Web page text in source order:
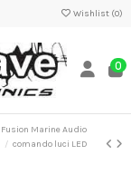
Wishlist (0)
0
Fusion Marine Audio
comando luci LED